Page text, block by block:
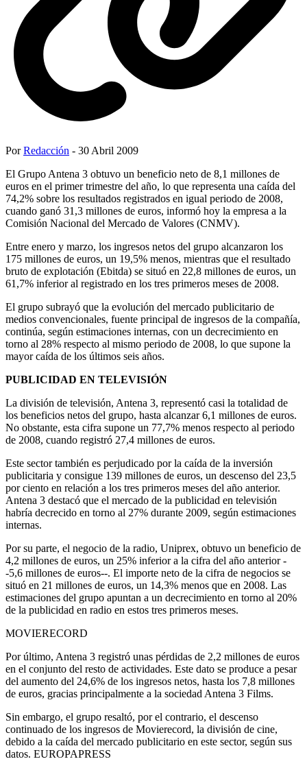
PorRedacción - 30 Abril 2009
El Grupo Antena 3 obtuvo un beneficio neto de 8,1 millones de
euros en el primer trimestre del año, lo que representa una caída del
74,2% sobre los resultados registrados en igual periodo de 2008,
cuando ganó 31,3 millones de euros, informó hoy la empresa a la
Comisión Nacional del Mercado de Valores (CNMV).
Entre enero y marzo, los ingresos netos del grupo alcanzaron los
175 millones de euros, un 19,5% menos, mientras que el resultado
bruto de explotación (Ebitda) se situó en 22,8 millones de euros, un
61,7% inferior al registrado en los tres primeros meses de 2008.
El grupo subrayó que la evolución del mercado publicitario de
medios convencionales, fuente principal de ingresos de la compañía,
continúa, según estimaciones internas, con un decrecimiento en
torno al 28% respecto al mismo periodo de 2008, lo que supone la
mayor caída de los últimos seis años.
PUBLICIDAD EN TELEVISIÓN
La división de televisión, Antena 3, representó casi la totalidad de
los beneficios netos del grupo, hasta alcanzar 6,1 millones de euros.
No obstante, esta cifra supone un 77,7% menos respecto al periodo
de 2008, cuando registró 27,4 millones de euros.
Este sector también es perjudicado por la caída de la inversión
publicitaria y consigue 139 millones de euros, un descenso del 23,5
por ciento en relación a los tres primeros meses del año anterior.
Antena 3 destacó que el mercado de la publicidad en televisión
habría decrecido en torno al 27% durante 2009, según estimaciones
internas.
Por su parte, el negocio de la radio, Uniprex, obtuvo un beneficio de
4,2 millones de euros, un 25% inferior a la cifra del año anterior -
-5,6 millones de euros--. El importe neto de la cifra de negocios se
situó en 21 millones de euros, un 14,3% menos que en 2008. Las
estimaciones del grupo apuntan a un decrecimiento en torno al 20%
de la publicidad en radio en estos tres primeros meses.
MOVIERECORD
Por último, Antena 3 registró unas pérdidas de 2,2 millones de euros
en el conjunto del resto de actividades. Este dato se produce a pesar
del aumento del 24,6% de los ingresos netos, hasta los 7,8 millones
de euros, gracias principalmente a la sociedad Antena 3 Films.
Sin embargo, el grupo resaltó, por el contrario, el descenso
continuado de los ingresos de Movierecord, la división de cine,
debido a la caída del mercado publicitario en este sector, según sus
datos. EUROPAPRESS